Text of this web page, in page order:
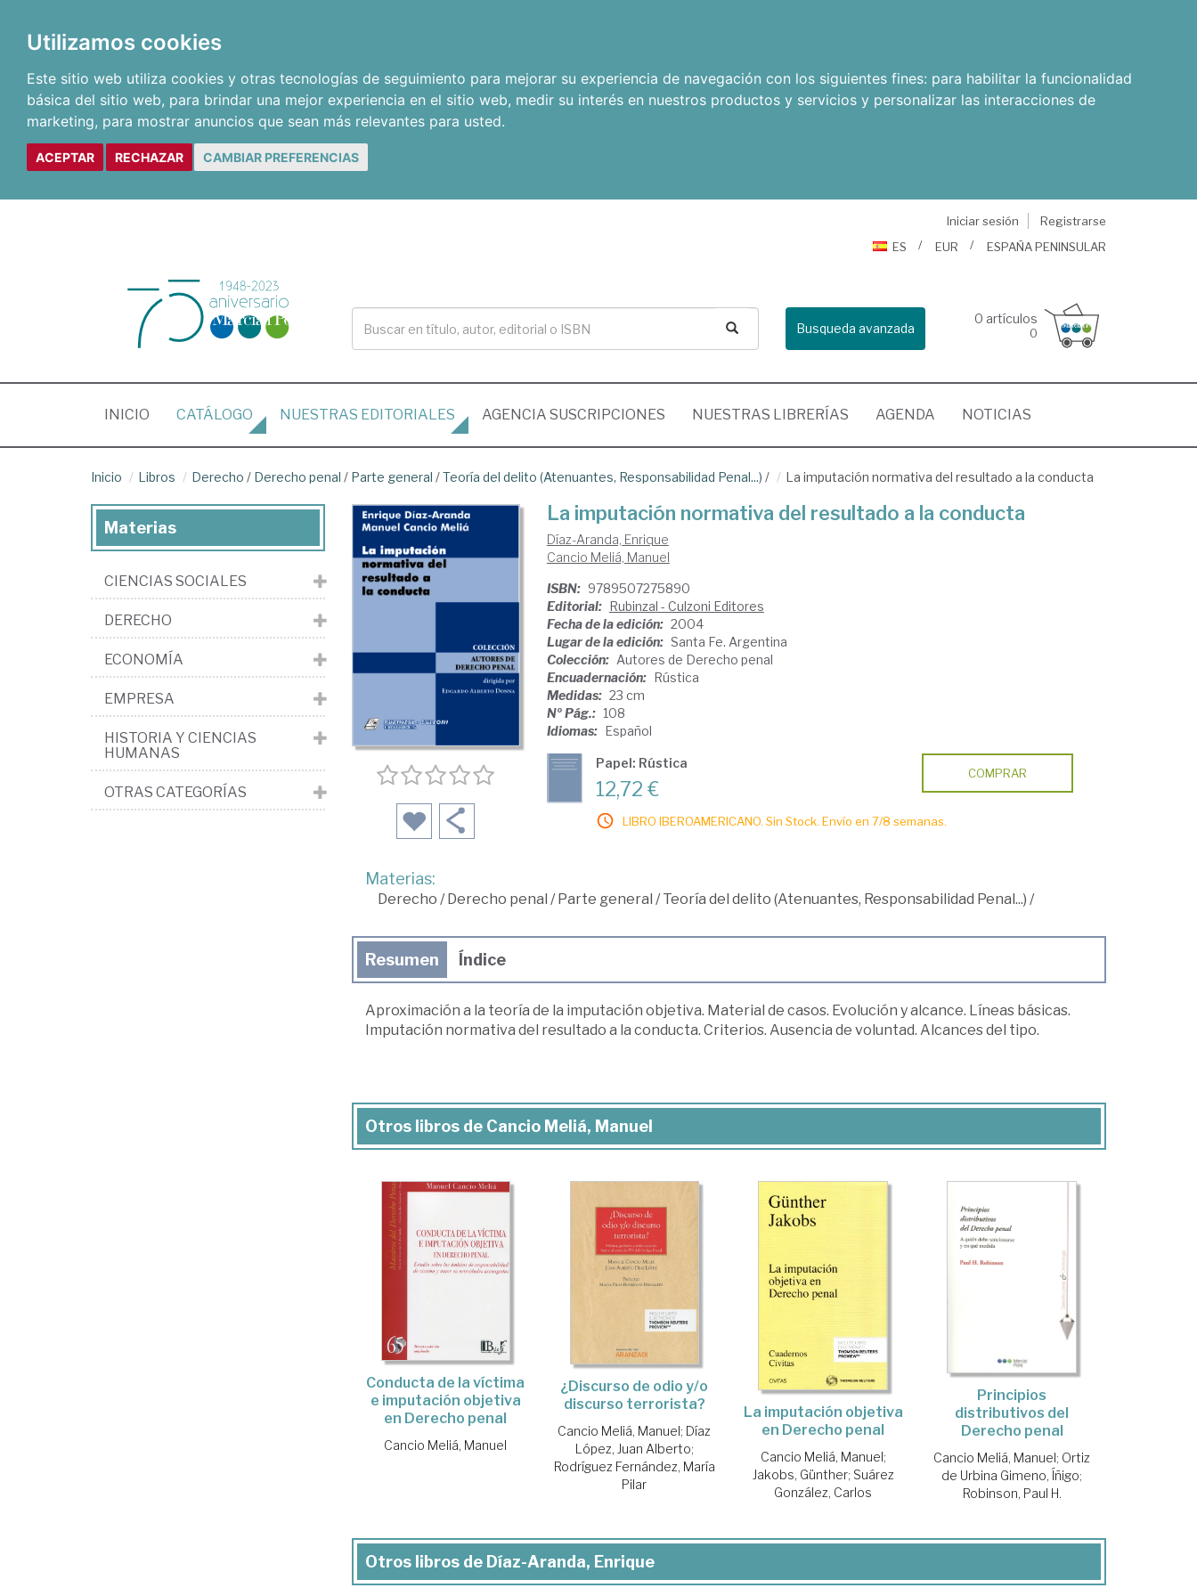
Utilizamos cookies
Este sitio web utiliza cookies y otras tecnologías de seguimiento para mejorar su experiencia de navegación con los siguientes fines: para habilitar la funcionalidad
básica del sitio web, para brindar una mejor experiencia en el sitio web, medir su interés en nuestros productos y servicios y personalizar las interacciones de
marketing, para mostrar anuncios que sean más relevantes para usted.
ACEPTAR RECHAZAR CAMBIAR PREFERENCIAS
Iniciar sesión
Registrarse
ES
EUR ESPAÑA PENINSULAR
Busqueda avanzada
0 artículos
0
INICIO (CURRENT)
CATÁLOGO NUESTRAS EDITORIALES AGENCIA SUSCRIPCIONES NUESTRAS LIBRERÍAS AGENDA NOTICIAS
Inicio Libros Derecho / Derecho penal / Parte general /Teoría del delito (Atenuantes, Responsabilidad Penal...) / La imputación normativa del resultado a la conducta
La imputación normativa del resultado a la conducta
Díaz-Aranda, Enrique
Cancio Meliá, Manuel
ISBN: 9789507275890
Editorial: Rubinzal - Culzoni Editores
Fecha de la edición: 2004
Lugar de la edición: Santa Fe. Argentina
Colección: Autores de Derecho penal
Encuadernación: Rústica
Medidas: 23 cm
Nº Pág.: 108
Idiomas: Español
Papel: Rústica
12,72 €
LIBRO IBEROAMERICANO. Sin Stock. Envío en 7/8 semanas.
COMPRAR
Materias:
Derecho /Derecho penal /Parte general /Teoría del delito (Atenuantes, Responsabilidad Penal...) /
Resumen Índice
Aproximación a la teoría de la imputación objetiva. Material de casos. Evolución y alcance. Líneas básicas.
Imputación normativa del resultado a la conducta. Criterios. Ausencia de voluntad. Alcances del tipo.
Otros libros de Cancio Meliá, Manuel
Conducta de la víctima
e imputación objetiva
en Derecho penal
Cancio Meliá, Manuel
¿Discurso de odio y/o
discurso terrorista?
Cancio Meliá, Manuel; Díaz
López, Juan Alberto;
Rodríguez Fernández, María
Pilar
La imputación objetiva
en Derecho penal
Cancio Meliá, Manuel;
Jakobs, Günther; Suárez
González, Carlos
Principios
distributivos del
Derecho penal
Cancio Meliá, Manuel; Ortiz
de Urbina Gimeno, Íñigo;
Robinson, Paul H.
Otros libros de Díaz-Aranda, Enrique
Materias
CIENCIAS SOCIALES
DERECHO
ECONOMÍA
EMPRESA
HISTORIA Y CIENCIAS
HUMANAS
OTRAS CATEGORÍAS